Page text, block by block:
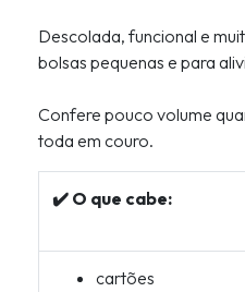
Descolada, funcional e
bolsas pequenas e para
Confere pouco volume
toda em couro.
✔️ O que cabe:
cartões